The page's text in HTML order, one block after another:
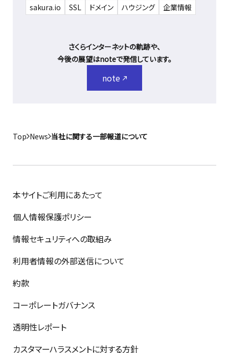
sakura.io
SSL ドメイン ハウジング 企業情報
さくらインターネットの軌跡や、
今後の展望はnoteで発信しています。
note
Top News 当社に関する一部報道について
本サイトご利用にあたって
個人情報保護ポリシー
情報セキュリティへの取組み
利用者情報の外部送信について
約款
コーポレートガバナンス
透明性レポート
カスタマーハラスメントに対する方針